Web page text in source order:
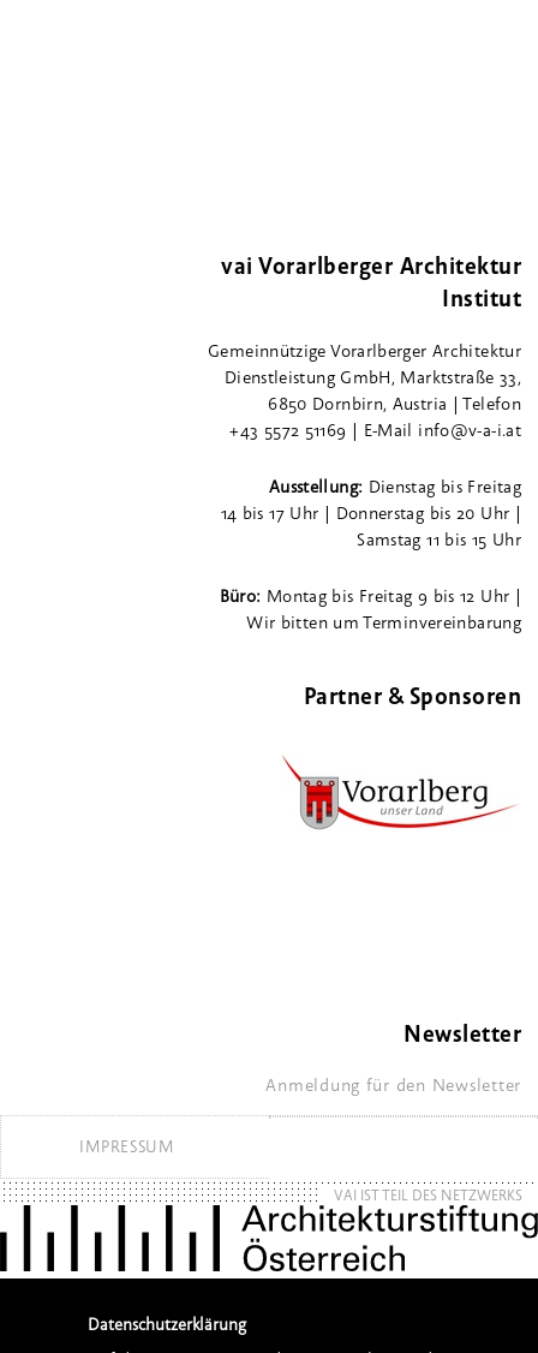
vai Vorarlberger Architektur
Institut
Gemeinnützige Vorarlberger Architektur
Dienstleistung GmbH, Marktstraße 33,
6850 Dornbirn, Austria | Telefon
+43 5572 51169 | E-Mail info@v-a-i.at
Ausstellung: Dienstag bis Freitag
14 bis 17 Uhr | Donnerstag bis 20 Uhr |
Samstag 11 bis 15 Uhr
Büro: Montag bis Freitag 9 bis 12 Uhr |
Wir bitten um Terminvereinbarung
Partner & Sponsoren
Newsletter
Anmeldung für den Newsletter
IMPRESSUM
VAI IST TEIL DES NETZWERKS
Datenschutzerklärung